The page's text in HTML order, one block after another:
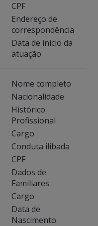
CPF
Endereço de
correspondência
Data de início da
atuação
Nome completo
Nacionalidade
Histórico
Profissional
Cargo
Conduta ilibada
CPF
Dados de
Familiares
Cargo
Data de
Nascimento